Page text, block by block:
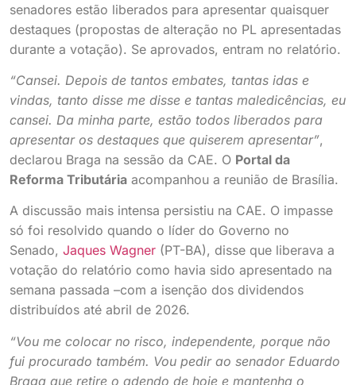
senadores estão liberados para apresentar quaisquer
destaques (propostas de alteração no PL apresentadas
durante a votação). Se aprovados, entram no relatório.
“Cansei. Depois de tantos embates, tantas idas e
vindas, tanto disse me disse e tantas maledicências, eu
cansei. Da minha parte, estão todos liberados para
apresentar os destaques que quiserem apresentar”,
declarou Braga na sessão da CAE. O Portal da
Reforma Tributária acompanhou a reunião de Brasília.
A discussão mais intensa persistiu na CAE. O impasse
só foi resolvido quando o líder do Governo no
Senado, Jaques Wagner (PT-BA), disse que liberava a
votação do relatório como havia sido apresentado na
semana passada –com a isenção dos dividendos
distribuídos até abril de 2026.
“Vou me colocar no risco, independente, porque não
fui procurado também. Vou pedir ao senador Eduardo
Braga que retire o adendo de hoje e mantenha o